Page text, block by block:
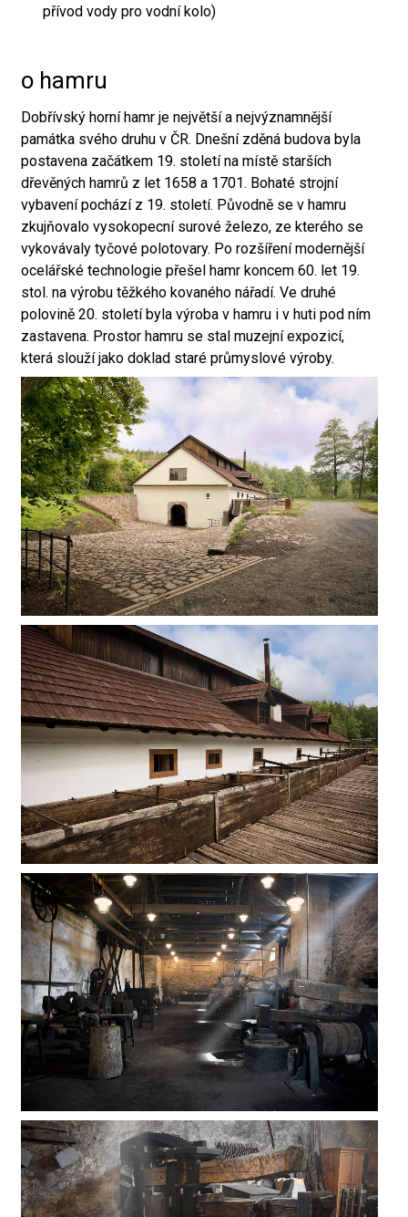
přívod vody pro vodní kolo)
o hamru
Dobřívský horní hamr je největší a nejvýznamnější
památka svého druhu v ČR. Dnešní zděná budova byla
postavena začátkem 19. století na místě starších
dřevěných hamrů z let 1658 a 1701. Bohaté strojní
vybavení pochází z 19. století. Původně se v hamru
zkujňovalo vysokopecní surové železo, ze kterého se
vykovávaly tyčové polotovary. Po rozšíření modernější
ocelářské technologie přešel hamr koncem 60. let 19.
stol. na výrobu těžkého kovaného nářadí. Ve druhé
polovině 20. století byla výroba v hamru i v huti pod ním
zastavena. Prostor hamru se stal muzejní expozicí,
která slouží jako doklad staré průmyslové výroby.